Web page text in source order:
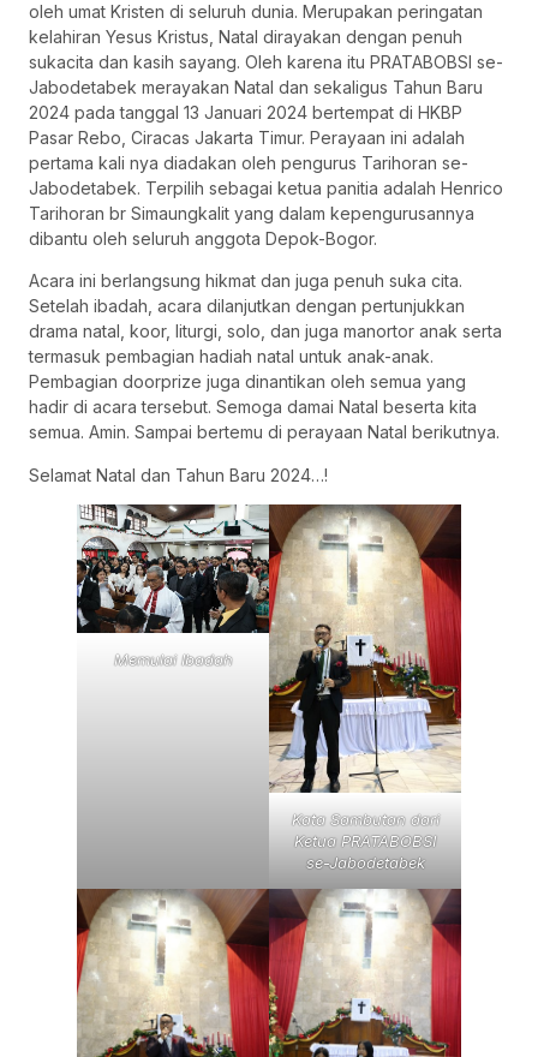
oleh umat Kristen di seluruh dunia. Merupakan peringatan
kelahiran Yesus Kristus, Natal dirayakan dengan penuh
sukacita dan kasih sayang. Oleh karena itu PRATABOBSI se-
Jabodetabek merayakan Natal dan sekaligus Tahun Baru
2024 pada tanggal 13 Januari 2024 bertempat di HKBP
Pasar Rebo, Ciracas Jakarta Timur. Perayaan ini adalah
pertama kali nya diadakan oleh pengurus Tarihoran se-
Jabodetabek. Terpilih sebagai ketua panitia adalah Henrico
Tarihoran br Simaungkalit yang dalam kepengurusannya
dibantu oleh seluruh anggota Depok-Bogor.
Acara ini berlangsung hikmat dan juga penuh suka cita.
Setelah ibadah, acara dilanjutkan dengan pertunjukkan
drama natal, koor, liturgi, solo, dan juga manortor anak serta
termasuk pembagian hadiah natal untuk anak-anak.
Pembagian doorprize juga dinantikan oleh semua yang
hadir di acara tersebut. Semoga damai Natal beserta kita
semua. Amin. Sampai bertemu di perayaan Natal berikutnya.
Selamat Natal dan Tahun Baru 2024…!
Memulai Ibadah
Kata Sambutan dari
Ketua PRATABOBSI
se-Jabodetabek